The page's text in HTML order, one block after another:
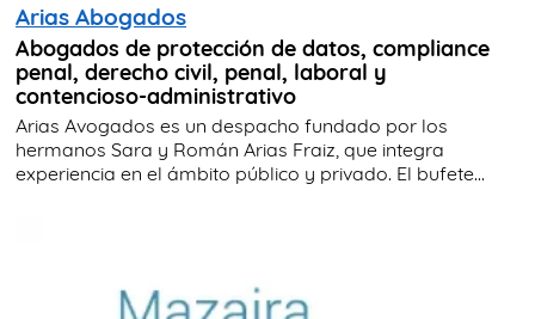
Arias Abogados
Abogados de protección de datos, compliance
penal, derecho civil, penal, laboral y
contencioso-administrativo
Arias Avogados es un despacho fundado por los
hermanos Sara y Román Arias Fraiz, que integra
experiencia en el ámbito público y privado. El bufete...